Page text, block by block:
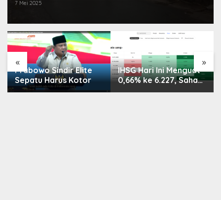
7 Mei 2025
« »
Prabowo Sindir Elite
Sepatu Harus Kotor
IHSG Hari Ini Menguat
0,66% ke 6.227, Saham